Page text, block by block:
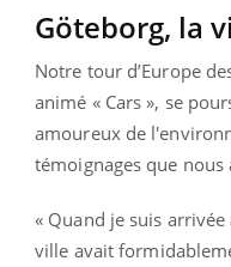
Göteborg, la
Notre tour d’Europe
animé « Cars », se
amoureux de
témoignages que nous
« Quand je suis arrivée
ville avait